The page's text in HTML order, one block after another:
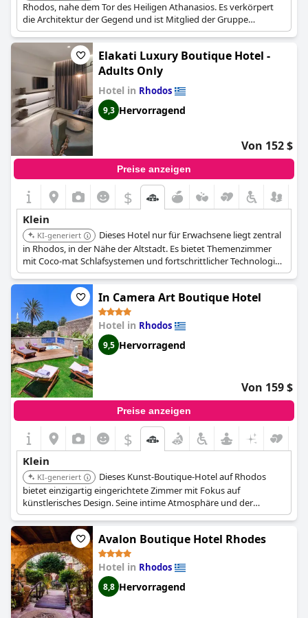
Rhodos, nahe dem Tor des Heiligen Athanasios. Es verkörpert
die Architektur der Gegend und ist Mitglied der Gruppe
Griechische Historische Hotels, YADES & Historic Hotels of
Europe. Es bietet klimatisierte Zimmer, einen Garten,
kostenloses WLAN und eine Terrasse.
Elakati Luxury Boutique Hotel -
Adults Only
Hotel in Rhodos
9,3 Hervorragend
Von 152 $
Preise anzeigen
$
Klein
KI-generiert
Dieses Hotel nur für Erwachsene liegt zentral
in Rhodos, in der Nähe der Altstadt. Es bietet Themenzimmer
mit Coco-mat Schlafsystemen und fortschrittlicher Technologie
für Beleuchtung und Klimaanlage, wodurch ein einzigartiges
Ambiente geschaffen wird.
In Camera Art Boutique Hotel
Hotel in Rhodos
9,5 Hervorragend
Von 159 $
Preise anzeigen
$
Klein
KI-generiert
Dieses Kunst-Boutique-Hotel auf Rhodos
bietet einzigartig eingerichtete Zimmer mit Fokus auf
künstlerisches Design. Seine intime Atmosphäre und der
persönliche Service verbessern das gesamte Gasterlebnis.
Avalon Boutique Hotel Rhodes
Hotel in Rhodos
8,8 Hervorragend